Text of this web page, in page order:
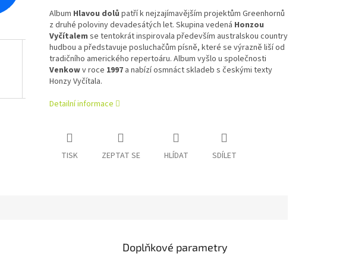
Album Hlavou dolů patří k nejzajímavějším projektům Greenhornů
z druhé poloviny devadesátých let. Skupina vedená Honzou
Vyčítalem se tentokrát inspirovala především australskou country
hudbou a představuje posluchačům písně, které se výrazně liší od
tradičního amerického repertoáru. Album vyšlo u společnosti
Venkowv roce 1997a nabízí osmnáct skladeb s českými texty
Honzy Vyčítala.
Detailní informace
TISK ZEPTAT SE HLÍDAT SDÍLET
Doplňkové parametry